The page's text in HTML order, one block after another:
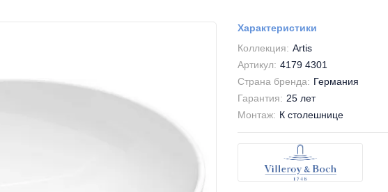
Характеристики
Коллекция: Artis
Артикул: 4179 4301
Страна бренда: Германия
Гарантия: 25 лет
Монтаж: К столешнице